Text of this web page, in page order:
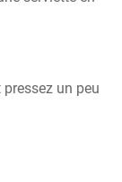
un peu